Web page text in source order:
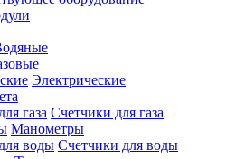
Электрические
Счетчики для газа
Манометры
Счетчики для воды